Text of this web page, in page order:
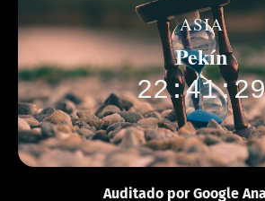
ASIA
Pekín
22:41:29
Auditado por Google